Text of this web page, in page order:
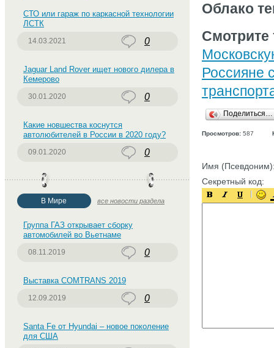
Облако
Смотрите
Россияне
Поделиться…
Просмотров: 587
Имя
Секретный код:
СТО или гараж по каркасной технологии
ЛСТК
14.03.2021 0
Jaguar Land Rover ищет нового дилера в
Кемерово
30.01.2020 0
Какие новшества коснутся
автолюбителей в России в 2020 году?
09.01.2020 0
В Мире все новости раздела
Группа ГАЗ открывает сборку
автомобилей во Вьетнаме
08.11.2019 0
Выставка COMTRANS 2019
12.09.2019 0
Santa Fe от Hyundai – новое поколение
для США